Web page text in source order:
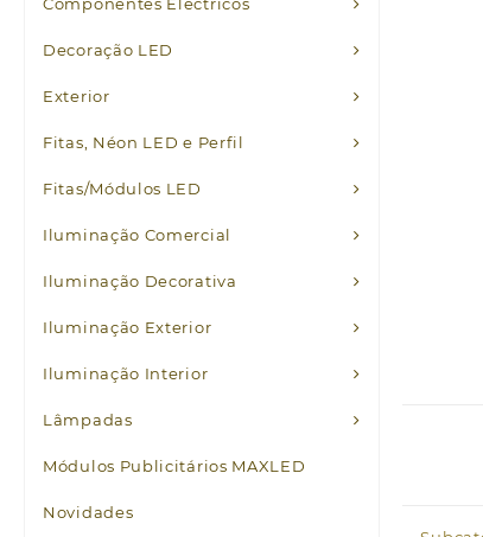
Decoração LED
Exterior
Fitas, Néon LED e Perfil
Fitas/Módulos LED
Iluminação Comercial
Iluminação Decorativa
Iluminação Exterior
Iluminação Interior
Lâmpadas
Módulos Publicitários MAXLED
Novidades